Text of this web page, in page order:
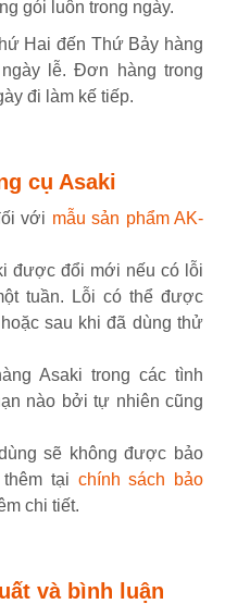
gói luôn trong ngày.
Hai đến Thứ Bảy hàng
lễ. Đơn hàng trong
đi làm kế tiếp.
cụ Asaki
với mẫu sản phẩm AK-
được đổi mới nếu có lỗi
tuần. Lỗi có thể được
sau khi đã dùng thử
Asaki trong các tình
nào bởi tự nhiên cũng
sẽ không được bảo
tại chính sách bảo
chi tiết.
và bình luận